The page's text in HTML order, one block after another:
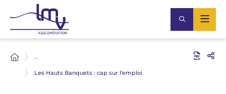
…
Les Hauts Banquets : cap sur l'emploi